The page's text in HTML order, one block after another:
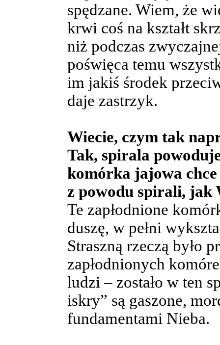
spędzane. Wiem, że
krwi coś na kształt
niż podczas
poświęca temu
im jakiś środek
daje zastrzyk.
Wiecie, czym tak
Tak, spirala
komórka jajowa chce
z powodu spirali, jak
Te zapłodnione
duszę, w pełni
Straszną rzeczą było
zapłodnionych
ludzi – zostało w ten
iskry” są gaszone,
fundamentami Nieba.